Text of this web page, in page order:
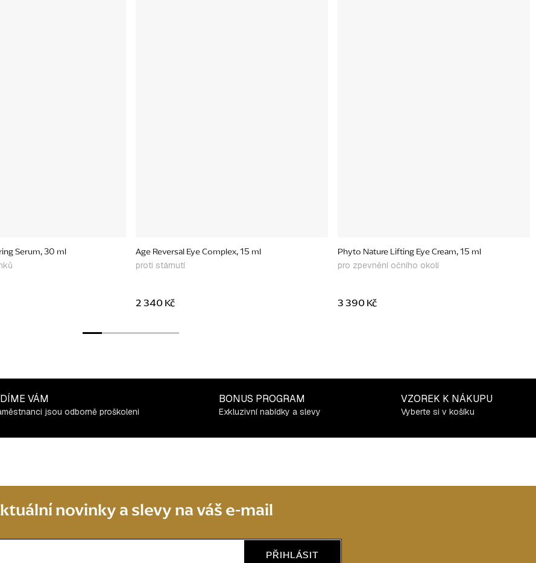
Serum, 30 ml Age Reversal Eye Complex, 15 ml
proti stárnutí
2 340 Kč
Phyto Nature Lifting Eye Cream, 15 ml
pro zpevnění očního okolí
3 390 Kč
VÁM
jsou odborně proškoleni
BONUS PROGRAM
Exkluzivní nabídky a slevy
VZOREK K NÁKUPU
Vyberte si v košíku
novinky a slevy na váš e-mail
PŘIHLÁSIT